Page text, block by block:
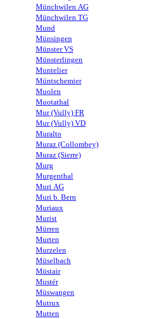
Münchwilen AG
Münchwilen TG
Mund
Münsingen
Münster VS
Münsterlingen
Muntelier
Müntschemier
Muolen
Muotathal
Mur (Vully) FR
Mur (Vully) VD
Muralto
Muraz (Collombey)
Muraz (Sierre)
Murg
Murgenthal
Muri AG
Muri b. Bern
Muriaux
Murist
Mürren
Murten
Murzelen
Müselbach
Müstair
Mustér
Müswangen
Mutrux
Mutten